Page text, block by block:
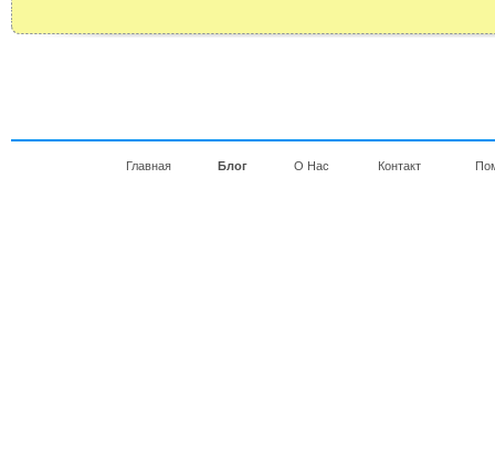
Главная Блог О Нас Контакт